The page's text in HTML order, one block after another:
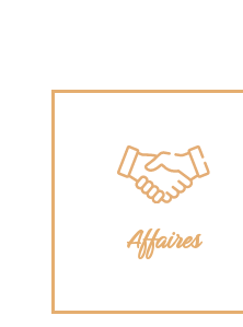
Affaires
Affaires